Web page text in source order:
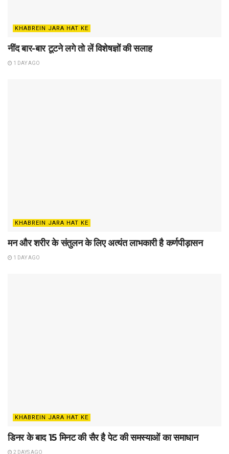
KHABREIN JARA HAT KE
नींद बार-बार टूटने लगे तो लें विशेषज्ञों की सलाह
1 DAY AGO
KHABREIN JARA HAT KE
मन और शरीर के संतुलन के लिए अत्यंत लाभकारी है कर्णपीड़ासन
1 DAY AGO
KHABREIN JARA HAT KE
डिनर के बाद 15 मिनट की सैर है पेट की समस्याओं का समाधान
2 DAYS AGO